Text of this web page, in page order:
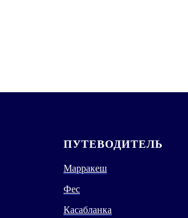
ПУТЕВОДИТЕЛЬ
Марракеш
Фес
Касабланка